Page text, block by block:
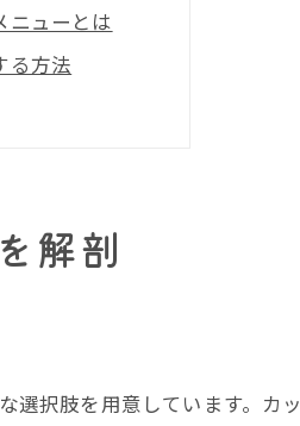
ニューとは
る方法
美容の実力
問美容の利点
ススメ
解剖
択肢を用意しています。カ